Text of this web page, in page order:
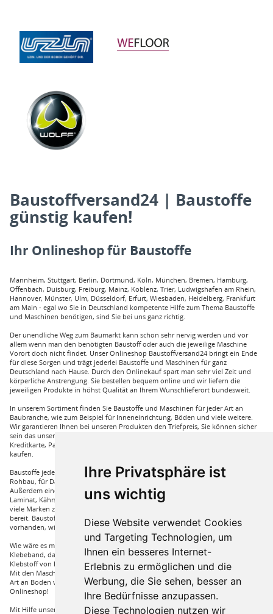
Ihre Privatsphäre ist
uns wichtig
Diese Website verwendet Cookies
und Targeting Technologien, um
Ihnen ein besseres Internet-
Erlebnis zu ermöglichen und die
Werbung, die Sie sehen, besser an
Ihre Bedürfnisse anzupassen.
Diese Technologien nutzen wir
Baustoffversand24 | Baustoffe
günstig kaufen!
Ihr Onlineshop für Baustoffe
Mannheim, Stuttgart, Berlin, Dortmund, Köln, München, Bremen, Hamburg,
Offenbach, Duisburg, Freiburg, Mainz, Koblenz, Trier, Ludwigshafen am Rhein,
Hannover, Münster, Ulm, Düsseldorf, Erfurt, Wiesbaden, Heidelberg, Frankfurt
am Main - egal wo Sie in Deutschland kompetente Hilfe zum Thema Baustoffe
und Maschinen benötigen, sind Sie bei uns ganz richtig.
Der unendliche Weg zum Baumarkt kann schon sehr nervig werden und vor
allem wenn man den benötigten Baustoff oder auch die jeweilige Maschine
Vorort doch nicht findet. Unser Onlineshop Baustoffversand24 bringt ein Ende
für diese Sorgen und trägt jederlei Baustoffe und Maschinen für ganz
Deutschland nach Hause. Durch den Onlinekauf spart man sehr viel Zeit und
körperliche Anstrengung. Sie bestellen bequem online und wir liefern die
jeweiligen Produkte in höhst Qualität an Ihrem Wunschlieferort bundesweit.
In unserem Sortiment finden Sie Baustoffe und Maschinen für jeder Art an
Baubranche, wie zum Beispiel für Inneneinrichtung, Böden und viele weitere.
Wir garantieren Ihnen bei unseren Produkten den Triefpreis, Sie können sicher
sein das unsere Preisangebote die besten sind. Sie können bei uns mit
Kreditkarte, Paypal und auch mit Vorkasse bei uns auf Rechnung Baustoffe
kaufen.
Baustoffe jeder Art die sie für ihren Haus benötigen, wie beispielsweise für den
Rohbau, für Dämmungen für ihr Haus und für den Innenausbau. Wir führen
Außerdem eine große Auswahl an Bodenbelägen wie GUNREBEN Parkett, JOKA
Laminat, Kährs Parkett, Pardor Laminat, PCV Boden der Marke Wefloor und
viele Marken zu Fliesen, hierzu steht unser Service Team aus Fachprofis zur Hilfe
bereit. Baustoffe für den Außenbereich haben wir ebenso in unserem Sortiment
vorhanden, wie Dachfenster, Gartenhäuser und auch diverse Zäune.
Wie wäre es mit Klebstoffe von Uzin, wie zum Beispiel das Aluminium
Klebeband, dass Sie auch bei hoher Hitze einsetzen können oder auch ein
Klebstoff von Bona, dass für verkleben von Massivholzdielen in Einsatz kommt.
Mit den Maschinen von Wolff und Janser können sie im Handumdrehen jeder
Art an Boden verarbeiten. Vieles mehr an Marken und Artikel nur bei uns im
Onlineshop!
Mit Hilfe unserer Service Hotline sind Sie nur mit einem Anruf von ihrer